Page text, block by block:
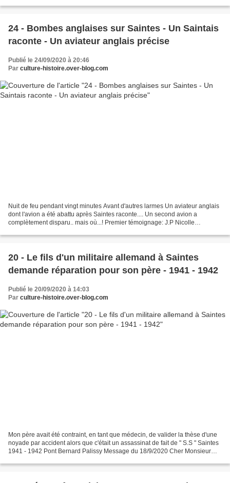
24 - Bombes anglaises sur Saintes - Un Saintais
raconte - Un aviateur anglais précise
Publié le 24/09/2020 à 20:46
Par culture-histoire.over-blog.com
Nuit de feu pendant vingt minutes Avant d'autres larmes Un aviateur anglais
dont l'avion a été abattu après Saintes raconte.... Un second avion a
complètement disparu.. mais où...! Premier témoignage: J.P Nicolle
20 - Le fils d'un militaire allemand à Saintes
demande réparation pour son père - 1941 - 1942
Publié le 20/09/2020 à 14:03
Par culture-histoire.over-blog.com
Mon père avait été contraint, en tant que médecin, de valider la thèse d'une
noyade par accident alors que c'était un assassinat de fait de " S.S " Saintes
1941 - 1942 Pont Bernard Palissy Message du 18/9/2020 Cher Monsieur